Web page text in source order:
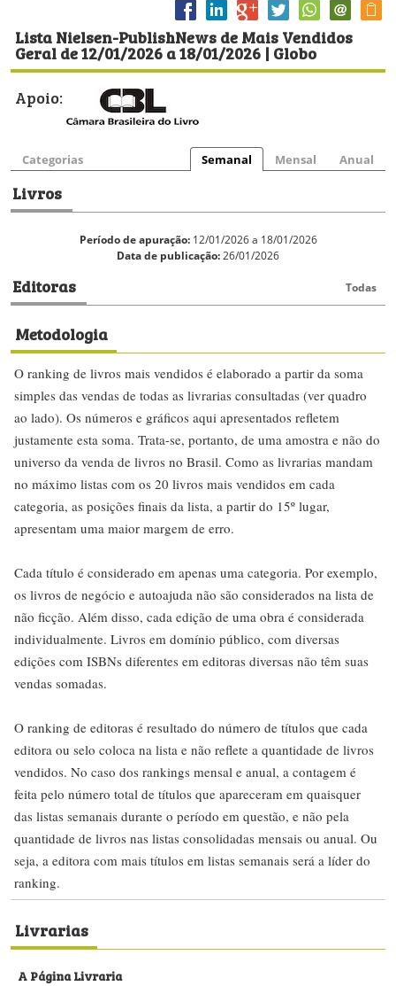
Lista Nielsen-PublishNews de Mais Vendidos
Geral de 12/01/2026 a 18/01/2026 | Globo
Apoio:
Categorias Semanal Mensal Anual
Livros
Período de apuração:12/01/2026 a 18/01/2026
Data de publicação:26/01/2026
Editoras Todas
Metodologia
O ranking de livros mais vendidos é elaborado a partir da soma
simples das vendas de todas as livrarias consultadas (ver quadro
ao lado). Os números e gráficos aqui apresentados refletem
justamente esta soma. Trata-se, portanto, de uma amostra e não do
universo da venda de livros no Brasil. Como as livrarias mandam
no máximo listas com os 20 livros mais vendidos em cada
categoria, as posições finais da lista, a partir do 15º lugar,
apresentam uma maior margem de erro.
Cada título é considerado em apenas uma categoria. Por exemplo,
os livros de negócio e autoajuda não são considerados na lista de
não ficção. Além disso, cada edição de uma obra é considerada
individualmente. Livros em domínio público, com diversas
edições com ISBNs diferentes em editoras diversas não têm suas
vendas somadas.
O ranking de editoras é resultado do número de títulos que cada
editora ou selo coloca na lista e não reflete a quantidade de livros
vendidos. No caso dos rankings mensal e anual, a contagem é
feita pelo número total de títulos que apareceram em quaisquer
das listas semanais durante o período em questão, e não pela
quantidade de livros nas listas consolidadas mensais ou anual. Ou
seja, a editora com mais títulos em listas semanais será a líder do
ranking.
Livrarias
A Página Livraria